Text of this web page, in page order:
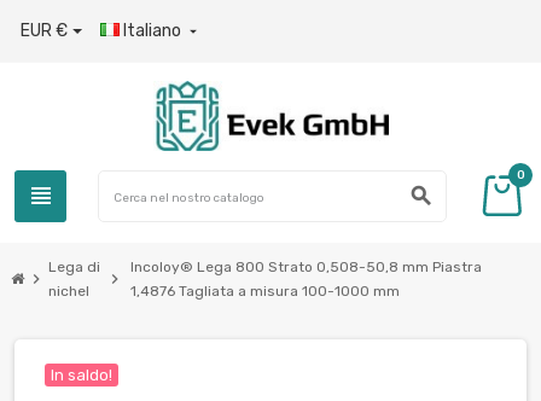
EUR € Italiano 
view_headline search
0
chevron_right
Lega di
nichel
chevron_right
Incoloy® Lega 800 Strato 0,508-50,8 mm Piastra
1,4876 Tagliata a misura 100-1000 mm
In saldo!